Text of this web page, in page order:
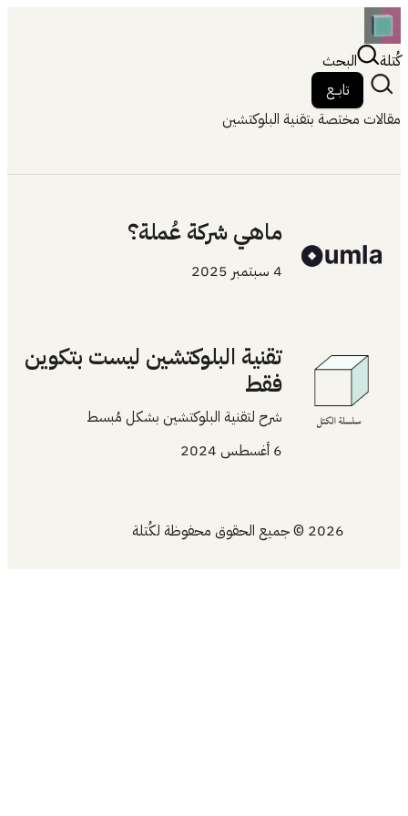
كُتلة
البحث
تابــع
مقالات مختصة بتقنية البلوكتشين
ماهي شركة عُملة؟
4 سبتمبر 2025
تقنية البلوكتشين ليست بتكوين
فقط
شرح لتقنية البلوكتشين بشكل مُبسط
6 أغسطس 2024
2026 © جميع الحقوق محفوظة لكُتلة